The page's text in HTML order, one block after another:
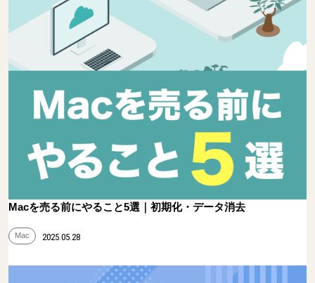
Macを売る前にやること5選｜初期化・データ消去
Mac 2025.05.28